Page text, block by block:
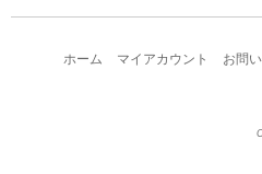
ホーム マイアカウント お問